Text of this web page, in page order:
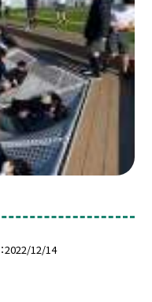
2022/12/14